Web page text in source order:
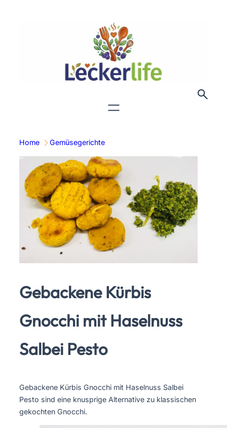
Home Gemüsegerichte
Gebackene Kürbis
Gnocchi mit Haselnuss
Salbei Pesto
Gebackene Kürbis Gnocchi mit Haselnuss Salbei
Pesto sind eine knusprige Alternative zu klassischen
gekochten Gnocchi.